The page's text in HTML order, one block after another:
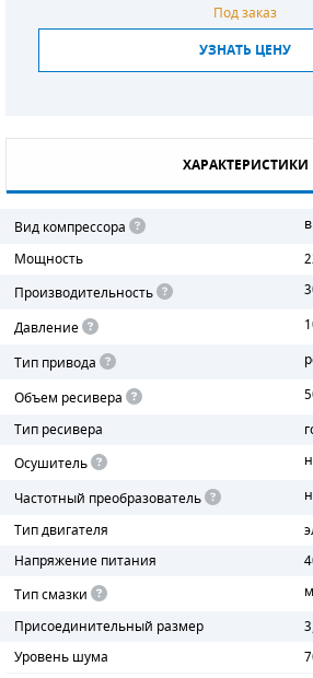
Под заказ
УЗНАТЬ ЦЕНУ
ХАРАКТЕРИСТИКИ
Вид компрессора
Мощность
Производительность
Давление
Тип привода
Объем ресивера
Тип ресивера
Осушитель
Частотный преобразователь
Тип двигателя
Напряжение питания
Тип смазки
Присоединительный размер
Уровень шума
ДИЗЕЛЬНЫЕ ДВИГАТЕЛИ
ФИЛЬТРЫ ТОПЛИВНЫЕ
РАДИАТОРЫ
ПОДШИПНИКИ
ПОРШНЕВЫЕ БЛОКИ
ДЕТАЛИ ПОРШНЕВЫХ КОМПРЕССОРОВ
ДЕТАЛИ НАСОСНОЙ ЧАСТИ
ШЛАНГИ ДЛЯ МОТОПОМП